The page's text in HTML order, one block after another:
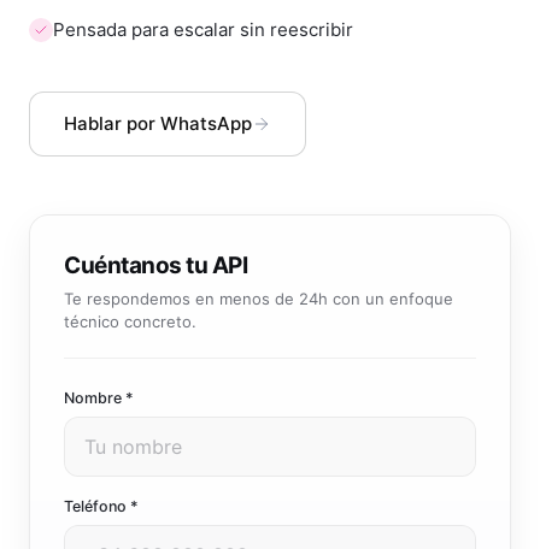
Pensada para escalar sin reescribir
Hablar por WhatsApp
Cuéntanos tu API
Te respondemos en menos de 24h con un enfoque
técnico concreto.
Nombre *
Teléfono *